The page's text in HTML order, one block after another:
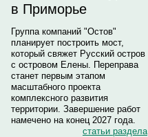
в Приморье
Группа компаний "Остов"
планирует построить мост,
который свяжет Русский остров
с островом Елены. Переправа
станет первым этапом
масштабного проекта
комплексного развития
территории. Завершение работ
намечено на конец 2027 года.
статьи раздела